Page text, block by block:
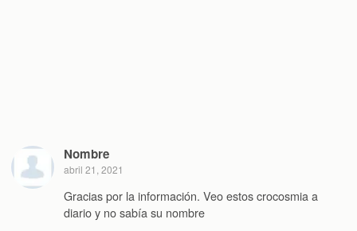
Nombre
abril 21, 2021
Gracias por la información. Veo estos crocosmia a
diario y no sabía su nombre